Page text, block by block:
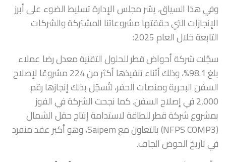
وفي هذا السياق، يسُر مجلس الإدارة تسليط الضوء على أبرز
الإنجازات التي حققتها مشروعاتنا المشتركة والشركات
التابعة خلال العام 2025:
سجّلت شركة أحواض قطر للحلول التقنية معدل رضا عملاء
بلغ 98.1%، وذلك أثناء تنفيذها أكثر من 224 مشروعًا لإصلاح
السفن البحرية ومنصات الحفر، لتُسجّل بذلك إنجازها رقم
2٫000 في إصلاح السفن. كما نجحت الشركة في الفوز
بمشروع شركة قطر للطاقة لاستدامة إنتاج حقل الشمال
(NFPS COMP3) بالتعاون مع Saipem، وهو أكبر عقد منفرد
في تاريخ الحوض الجاف.